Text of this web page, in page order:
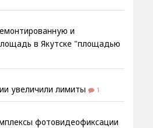
и
в Якутске "площадью
увеличили лимиты 1
фотовидеофиксации